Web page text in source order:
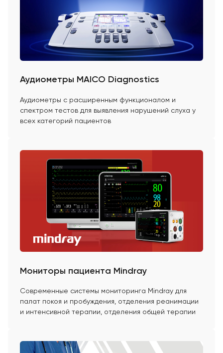
Аудиометры MAICO Diagnostics
Аудиометры с расширенным функционалом и
спектром тестов для выявления нарушений слуха у
всех категорий пациентов
Мониторы пациента Mindray
Современные системы мониторинга Mindray для
палат покоя и пробуждения, отделения реанимации
и интенсивной терапии, отделения общей терапии